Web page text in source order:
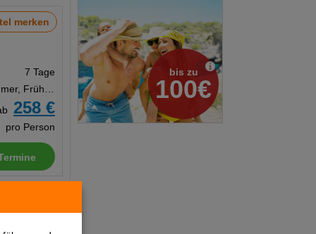
bis zu
100€
merken
7 Tage
Doppelzimmer, Frühstück
258 €
pro Person